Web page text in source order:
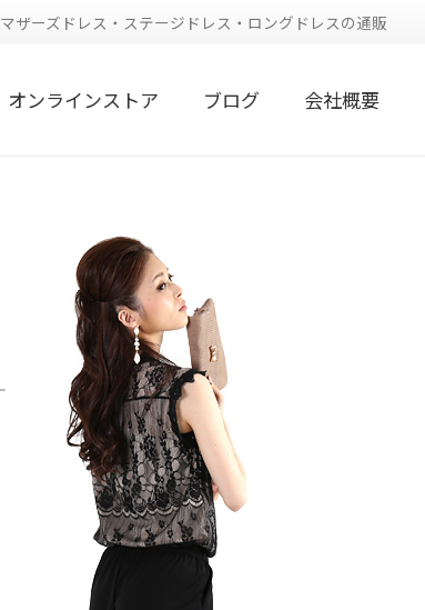
マザーズドレス・ステージドレス・ロングドレスの通販
オンラインストア ブログ 会社概要